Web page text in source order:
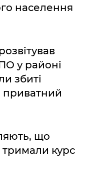
населення
у районі
збиті
що
тримали курс